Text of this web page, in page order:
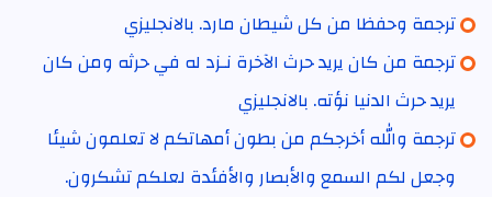
ترجمة وحفظا من كل شيطان مارد. بالانجليزي
ترجمة من كان يريد حرث الآخرة نـزد له في حرثه ومن كان
يريد حرث الدنيا نؤته. بالانجليزي
ترجمة والله أخرجكم من بطون أمهاتكم لا تعلمون شيئا
وجعل لكم السمع والأبصار والأفئدة لعلكم تشكرون.